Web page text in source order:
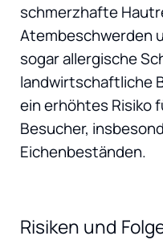
schmerzhafte
Atembeschwerden
sogar allergische
landwirtschaftliche
ein erhöhtes Risiko
Besucher,
Eichenbeständen.
Risiken und